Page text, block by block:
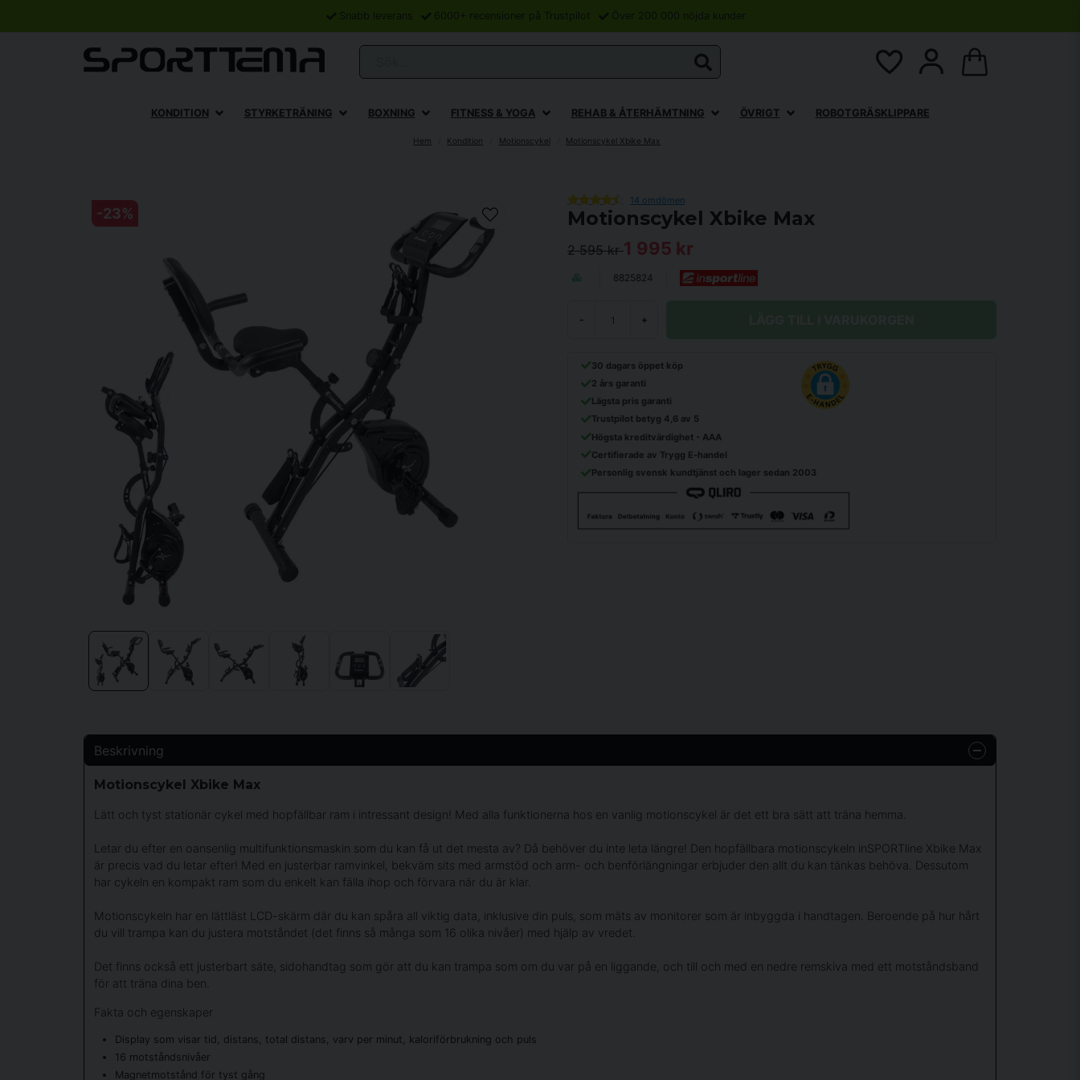
Snabb leverans 6000+ recensioner på Trustpilot Över 200 000 nöjda kunder
KONDITION STYRKETRÄNING BOXNING FITNESS & YOGA REHAB & ÅTERHÄMTNING ÖVRIGT ROBOTGRÄSKLIPPARE
Hem Kondition Motionscykel Motionscykel Xbike Max
-23%
14 omdömen
Motionscykel Xbike Max
2 595 kr1 995 kr
8825824
- +
30 dagars öppet köp
2 års garanti
Lägsta pris garanti
Trustpilot betyg 4,6 av 5
Högsta kreditvärdighet - AAA
Certifierade av Trygg E-handel
Personlig svensk kundtjänst och lager sedan 2003
Beskrivning
Motionscykel Xbike Max
Lätt och tyst stationär cykel med hopfällbar ram i intressant design! Med alla funktionerna hos en vanlig motionscykel är det ett bra sätt att träna hemma.
Letar du efter en oansenlig multifunktionsmaskin som du kan få ut det mesta av? Då behöver du inte leta längre! Den hopfällbara motionscykeln inSPORTline Xbike Max
är precis vad du letar efter! Med en justerbar ramvinkel, bekväm sits med armstöd och arm- och benförlängningar erbjuder den allt du kan tänkas behöva. Dessutom
har cykeln en kompakt ram som du enkelt kan fälla ihop och förvara när du är klar.
Motionscykeln har en lättläst LCD-skärm där du kan spåra all viktig data, inklusive din puls, som mäts av monitorer som är inbyggda i handtagen. Beroende på hur hårt
du vill trampa kan du justera motståndet (det finns så många som 16 olika nivåer) med hjälp av vredet.
Det finns också ett justerbart säte, sidohandtag som gör att du kan trampa som om du var på en liggande, och till och med en nedre remskiva med ett motståndsband
för att träna dina ben.
Fakta och egenskaper
Display som visar tid, distans, total distans, varv per minut, kaloriförbrukning och puls
16 motståndsnivåer
Magnetmotstånd för tyst gång